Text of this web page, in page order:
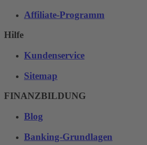
Affiliate-Programm
Hilfe
Kundenservice
Sitemap
FINANZBILDUNG
Blog
Banking-Grundlagen